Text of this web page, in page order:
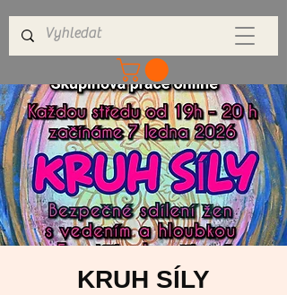
KRUH SÍLY